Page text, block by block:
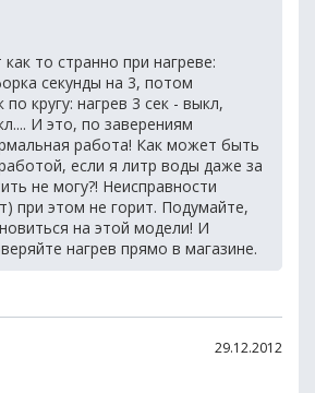
то странно при нагреве:
секунды на 3, потом
кругу: нагрев 3 сек - выкл,
И это, по заверениям
работа! Как может быть
если я литр воды даже за
не могу?! Неисправности
при этом не горит. Подумайте,
на этой модели! И
нагрев прямо в магазине.
29.12.2012